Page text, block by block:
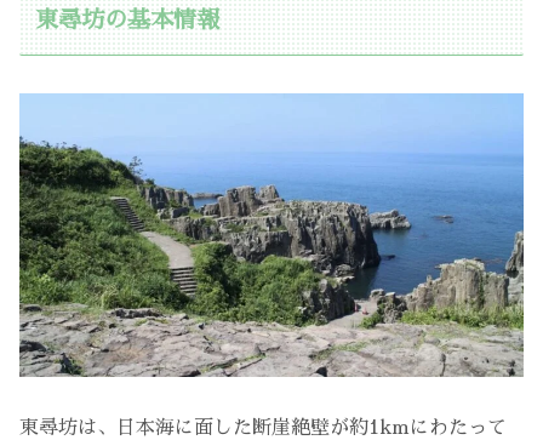
東尋坊の基本情報
東尋坊は、日本海に面した断崖絶壁が約1kmにわたって